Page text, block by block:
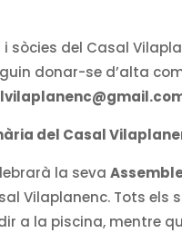
i sòcies del Casal
donar-se d’alta
del Casal
la seva
Vilaplanenc. Tots
a la piscina, mentre